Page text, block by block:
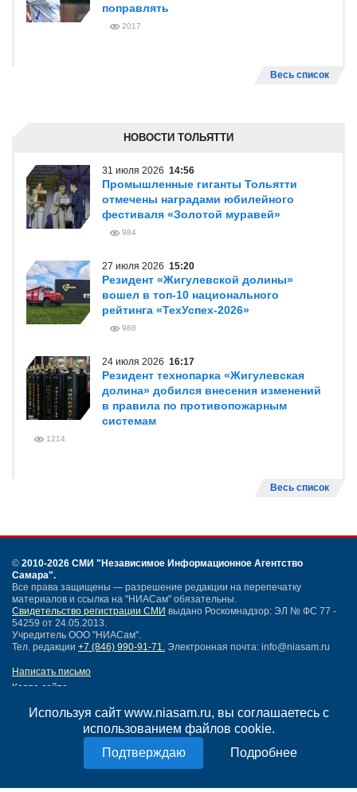
Используя сайт www.niasam.ru, вы соглашаетесь с
использованием файлов cookie.
Подробнее
поправлять
2017
Весь список
НОВОСТИ ТОЛЬЯТТИ
31 июля 2026 14:56
Промышленные гиганты Тольятти
отмечены наградами юбилейного
фестиваля «Золотой муравей»
984
27 июля 2026 15:20
Резидент «Жигулевской долины»
вошел в топ-10 национального
рейтинга «ТехУспех-2026»
988
24 июля 2026 16:17
Резидент технопарка «Жигулевская
долина» добился внесения изменений
в правила по противопожарным
системам
1214
Весь список
© 2010-2026 СМИ "Независимое Информационное Агентство
Самара".
Все права защищены — разрешение редакции на перепечатку
материалов и ссылка на "НИАСам" обязательны.
Свидетельство регистрации СМИ выдано Роскомнадзор: ЭЛ № ФС 77 -
54259 от 24.05.2013.
Учредитель ООО "НИАСам".
Тел. редакции +7 (846) 990-91-71. Электронная почта: info@niasam.ru
Написать письмо
Карта сайта
Политика конфиденциальности
Согласие на обработку персональных данных